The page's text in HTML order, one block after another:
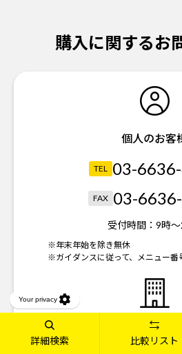
購入に関するお
個人のお客
TEL 03-
FAX 03-
受付時間： 9時
※年末年始を除き無休
※ガイダンスに従って、メニュー番
法人のお客様
詳細検索 比較リスト